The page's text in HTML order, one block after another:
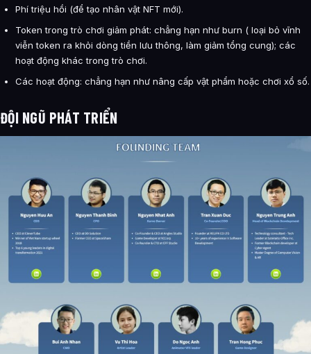
Phí triệu hồi (để tạo nhân vật NFT mới).
Token trong trò chơi giảm phát: chẳng hạn như burn ( loại bỏ vĩnh
viễn token ra khỏi dòng tiền lưu thông, làm giảm tổng cung); các
hoạt động khác trong trò chơi.
Các hoạt động: chẳng hạn như nâng cấp vật phẩm hoặc chơi xổ số.
ĐỘI NGŨ PHÁT TRIỂN